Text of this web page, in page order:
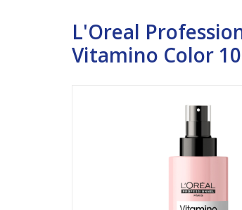
L'Oreal
Vitamino Color